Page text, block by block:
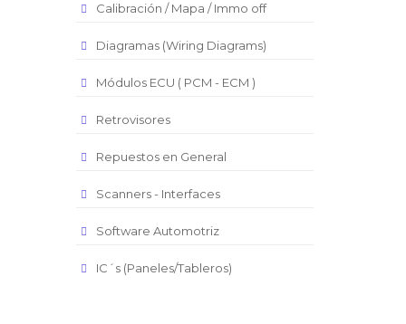
Calibración / Mapa / Immo off
Diagramas (Wiring Diagrams)
Módulos ECU ( PCM - ECM )
Retrovisores
Repuestos en General
Scanners - Interfaces
Software Automotriz
IC´s (Paneles/Tableros)